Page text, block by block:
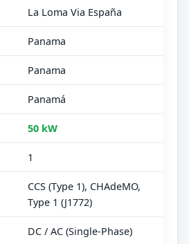
La Loma Via España
Panama
Panama
Panamá
50 kW
1
CCS (Type 1), CHAdeMO,
Type 1 (J1772)
DC / AC (Single-Phase)